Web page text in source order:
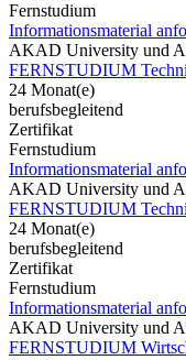
Fernstudium
Informationsmaterial
AKAD University und
FERNSTUDIUM
24 Monat(e)
berufsbegleitend
Zertifikat
Fernstudium
Informationsmaterial
AKAD University und
FERNSTUDIUM
24 Monat(e)
berufsbegleitend
Zertifikat
Fernstudium
Informationsmaterial
AKAD University und
FERNSTUDIUM